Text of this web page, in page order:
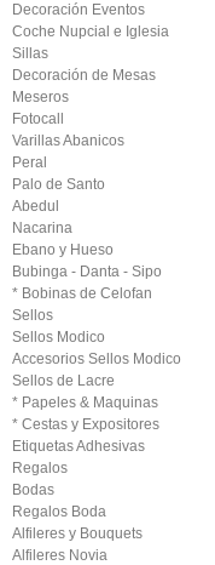
Decoración Eventos
Coche Nupcial e Iglesia
Sillas
Decoración de Mesas
Meseros
Fotocall
Varillas Abanicos
Peral
Palo de Santo
Abedul
Nacarina
Ebano y Hueso
Bubinga - Danta - Sipo
* Bobinas de Celofan
Sellos
Sellos Modico
Accesorios Sellos Modico
Sellos de Lacre
* Papeles & Maquinas
* Cestas y Expositores
Etiquetas Adhesivas
Regalos
Bodas
Regalos Boda
Alfileres y Bouquets
Alfileres Novia